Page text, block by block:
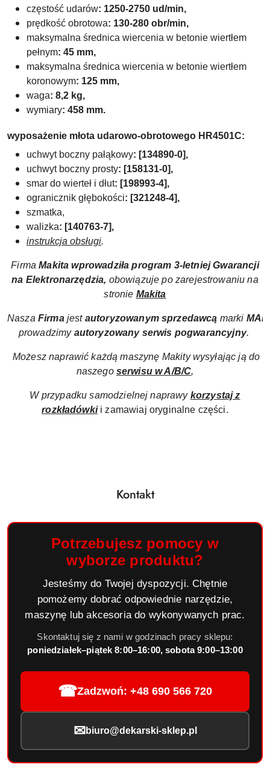
częstość udarów: 1250-2750 ud/min,
prędkość obrotowa: 130-280 obr/min,
maksymalna średnica wiercenia w betonie wiertłem
pełnym: 45 mm,
maksymalna średnica wiercenia w betonie wiertłem
koronowym: 125 mm,
waga: 8,2 kg,
wymiary: 458 mm.
wyposażenie młota udarowo-obrotowego HR4501C:
uchwyt boczny pałąkowy: [134890-0],
uchwyt boczny prosty: [158131-0],
smar do wierteł i dłut: [198993-4],
ogranicznik głębokości: [321248-4],
szmatka,
walizka: [140763-7],
instrukcja obsługi.
Firma Makita wprowadziła program 3-letniej Gwarancji
na Elektronarzędzia, obowiązuje po zarejestrowaniu na
stronie Makita
Nasza Firmajest autoryzowanym sprzedawcą marki
prowadzimy autoryzowany serwis pogwarancyjny.
Możesz naprawić każdą maszynę Makity wysyłając ją do
naszego serwisu w A/B/C,
W przypadku samodzielnej naprawy korzystaj z
rozkładówkii zamawiaj oryginalne części.
Kontakt
Potrzebujesz pomocy w
wyborze produktu?
Jesteśmy do Twojej dyspozycji. Chętnie
pomożemy dobrać odpowiednie narzędzie,
maszynę lub akcesoria do wykonywanych prac.
Skontaktuj się z nami w godzinach pracy sklepu:
poniedziałek–piątek 8:00–16:00, sobota 9:00–13:00
☎Zadzwoń: +48 690 566 720
✉ biuro@dekarski-sklep.pl